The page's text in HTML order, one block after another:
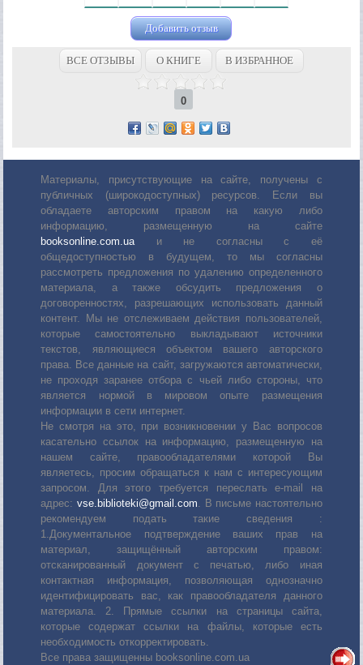
Добавить отзыв
ВСЕ ОТЗЫВЫ О КНИГЕ В ИЗБРАННОЕ
0
Материалы, присутствующие на сайте, получены с
публичных (широкодоступных) ресурсов. Если вы
обладаете авторским правом на какую либо
информацию, размещенную на сайте
booksonline.com.uaи не согласны с её
общедоступностью в будущем, то мы согласны
рассмотреть предложения по удалению определенного
материала, а также обсудить предложения о
договоренностях, разрешающих использовать данный
контент. Мы не отслеживаем действия пользователей,
которые самостоятельно выкладывают источники
текстов, являющиеся объектом вашего авторского
права. Все данные на сайт, загружаются автоматически,
не проходя заранее отбора с чьей либо стороны, что
является нормой в мировом опыте размещения
информации в сети интернет.
Не смотря на это, при возникновении у Вас вопросов
касательно ссылок на информацию, размещенную на
нашем сайте, правообладателями которой Вы
являетесь, просим обращаться к нам с интересующим
запросом. Для этого требуется переслать е-mail на
адрес: vse.biblioteki@gmail.com. В письме настоятельно
рекомендуем подать такие сведения :
1.Документальное подтверждение ваших прав на
материал, защищённый авторским правом:
отсканированный документ с печатью, либо иная
контактная информация, позволяющая однозначно
идентифицировать вас, как правообладателя данного
материала. 2. Прямые ссылки на страницы сайта,
которые содержат ссылки на файлы, которые есть
необходимость откорректировать.
Все права защищенны booksonline.com.ua